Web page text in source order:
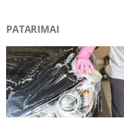
PATARIMAI